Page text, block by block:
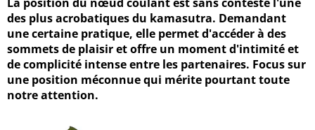
des plus acrobatiques du kamasutra. Demandant
une certaine pratique, elle permet d'accéder à des
sommets de plaisir et offre un moment d'intimité et
de complicité intense entre les partenaires. Focus sur
une position méconnue qui mérite pourtant toute
notre attention.